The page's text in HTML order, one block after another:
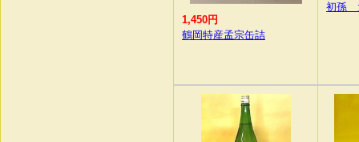
1,450円
鶴岡特産孟宗缶詰
初孫